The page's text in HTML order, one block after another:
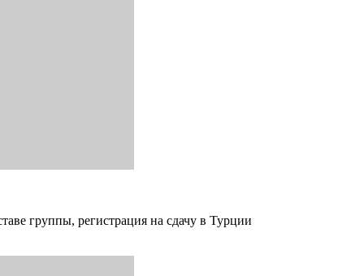
группы, регистрация на сдачу в Турции